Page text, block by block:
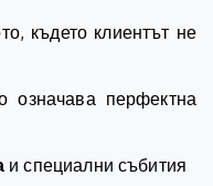
където клиентът не
означава перфектна
и специални събития